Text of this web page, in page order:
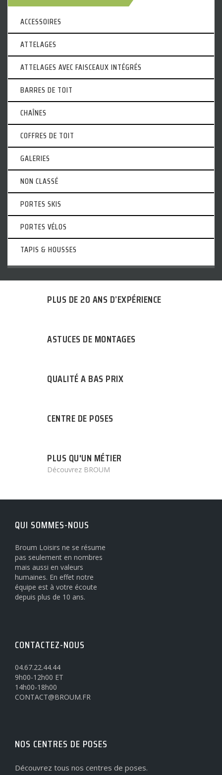
ACCESSOIRES
ATTELAGES
ATTELAGES AVEC FAISCEAUX INTÉGRÉS
BARRES DE TOIT
CHAÎNES
COFFRES DE TOIT
GALERIES
NON CLASSÉ
PORTES SKIS
PORTES VÉLOS
TAPIS & HOUSSES
PLUS DE 20 ANS D’EXPÉRIENCE
ASTUCES DE MONTAGES
QUALITÉ A BAS PRIX
CENTRE DE POSES
PLUS QU'UN MÉTIER
Découvrez BROUM
QUI SOMMES-NOUS
Broum Loisirs ne se résume
pas seulement en nombres
mais aussi en valeurs
humaines. En effet notre
équipe est à votre écoute
depuis plus de 10 ans.
CONTACTEZ-NOUS
04.67.22.44.44
9h00-12h00 ET
14h00-18h00
CONTACT@BROUM.FR
NOS CENTRES DE POSES
Découvrez tous nos centres de poses.